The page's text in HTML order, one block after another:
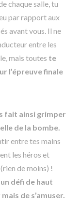
chaque salle, tu
par rapport aux
avant vous. Il ne
entre les
mais toutes te
l’épreuve finale
fait ainsi grimper
de la bombe.
entre tes mains
les héros et
de moins) !
défi de haut
de s’amuser.